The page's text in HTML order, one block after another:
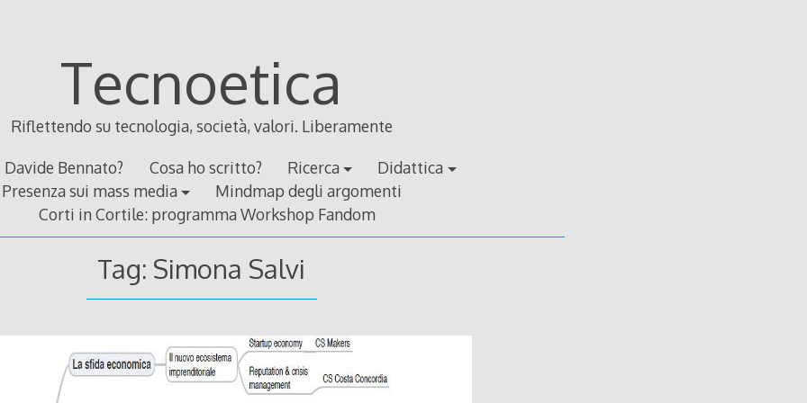
Tecnoetica
Riflettendo su tecnologia, società, valori. Liberamente
Davide Bennato? Cosa ho scritto? Ricerca
Didattica
Presenza sui mass media
Mindmap degli argomenti
Corti in Cortile: programma Workshop Fandom
Tag: Simona Salvi